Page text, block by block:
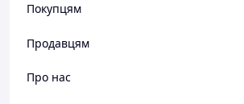
Покупцям
Продавцям
Про нас